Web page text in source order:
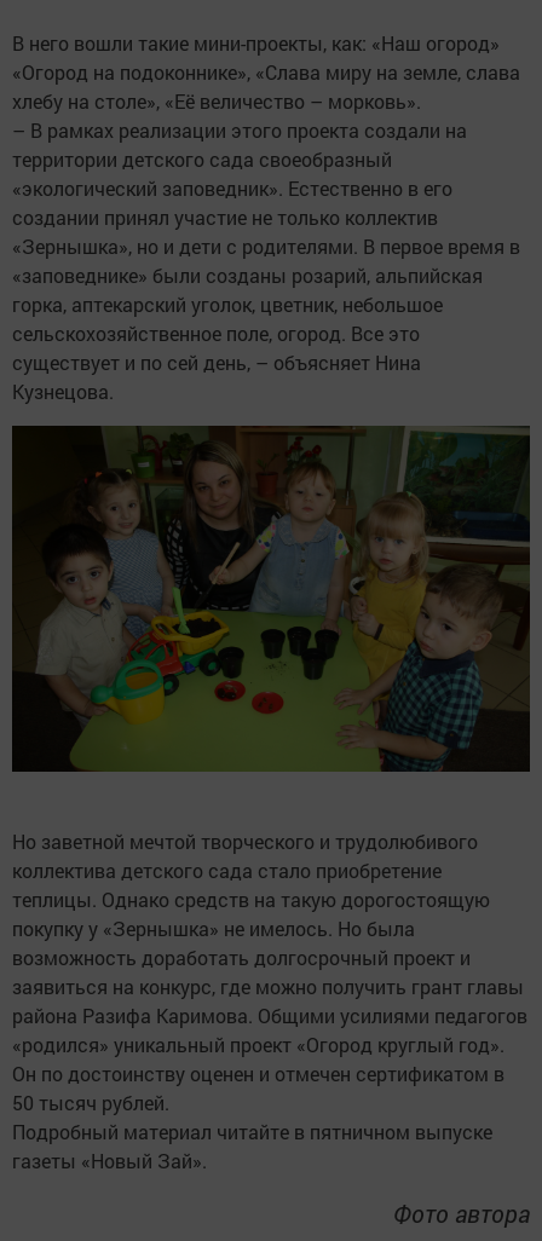
В него вошли такие мини-проекты, как: «Наш огород»
«Огород на подоконнике», «Слава миру на земле, слава
хлебу на столе», «Её величество – морковь».
– В рамках реализации этого проекта создали на
территории детского сада своеобразный
«экологический заповедник». Естественно в его
создании принял участие не только коллектив
«Зернышка», но и дети с родителями. В первое время в
«заповеднике» были созданы розарий, альпийская
горка, аптекарский уголок, цветник, небольшое
сельскохозяйственное поле, огород. Все это
существует и по сей день, – объясняет Нина
Кузнецова.
Но заветной мечтой творческого и трудолюбивого
коллектива детского сада стало приобретение
теплицы. Однако средств на такую дорогостоящую
покупку у «Зернышка» не имелось. Но была
возможность доработать долгосрочный проект и
заявиться на конкурс, где можно получить грант главы
района Разифа Каримова. Общими усилиями педагогов
«родился» уникальный проект «Огород круглый год».
Он по достоинству оценен и отмечен сертификатом в
50 тысяч рублей.
Подробный материал читайте в пятничном выпуске
газеты «Новый Зай».
Фото автора